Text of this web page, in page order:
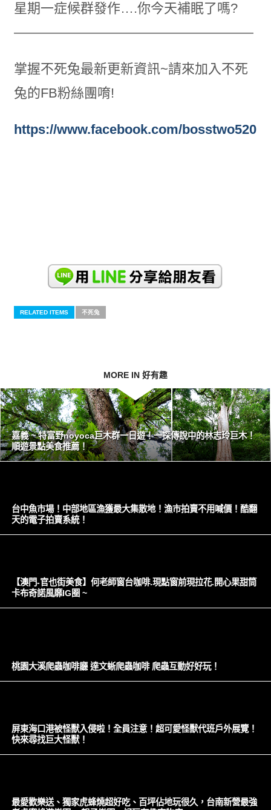
星期一症候群發作….你今天補眠了嗎?
——————————————————
掌握不死兔最新更新資訊~請來加入不死
兔的FB粉絲團唷!
https://www.facebook.com/bosstwo520
RELATED ITEMS 不死兔
MORE IN 好有趣
嘉義 ~ 特富野noyoca巨木群一日遊！一探傳說中的林志玲巨木！
順遊景點美食推薦！
台中魚市場！中部地區漁獲最大集散地！漁市拍賣不用喊價！酷翻
天的電子拍賣系統！
【澳門-官也街美食】何老師窗台咖啡.現點窗前現拉花.開心果甜筒
卡布奇諾風靡IG圈 ~
桃園大溪爬蟲咖啡廳 達文蜥爬蟲咖啡 爬蟲互動好好玩！
屏東海口港被怪獸入侵啦！全員注意！超可愛怪獸代班戶外展覽！
快來尋找巨大怪獸！
最愛歡樂送、獨家虎蜂燒超好吃、百坪佔地玩很久，台南新營最強